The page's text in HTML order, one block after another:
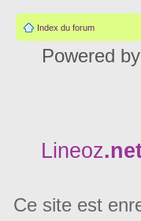
Index du forum
Powered by
Lineoz
Ce site est